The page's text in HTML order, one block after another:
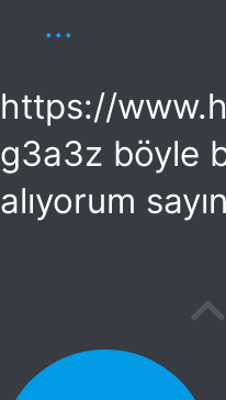
...
https://
g3a3z böyle
alıyorum